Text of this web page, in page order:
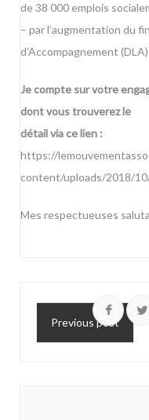
de 38 000 emplois
– par l’augmentation du
d’Accompagnement
Je compte sur votre
dont vous trouverez le
détail via ce lien :
https://
content/uploads/2018/
Mes respectueuses
Previous post